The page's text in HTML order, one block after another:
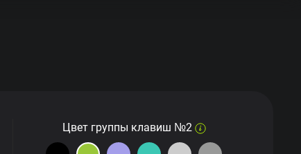
Цвет группы клавиш №2